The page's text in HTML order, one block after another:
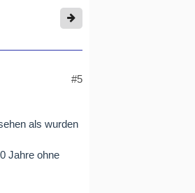
#5
als wurden
Jahre ohne